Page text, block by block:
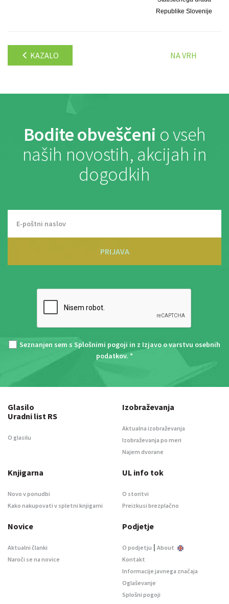
Republike Slovenije
KAZALO NA VRH
Bodite obveščeni o vseh
naših novostih, akcijah in
dogodkih
PRIJAVA
Seznanjen sem s Splošnimi pogoji in z Izjavo o varstvu osebnih
podatkov. *
Glasilo
Uradni list RS
O glasilu
Izobraževanja
Aktualna izobraževanja
Izobraževanja po meri
Najem dvorane
Knjigarna
Novo v ponudbi
Kako nakupovati v spletni knjigarni
UL info tok
O storitvi
Preizkusi brezplačno
Novice
Aktualni članki
Naroči se na novice
Podjetje
O podjetju | About
Kontakt
Informacije javnega značaja
Oglaševanje
Splošni pogoji